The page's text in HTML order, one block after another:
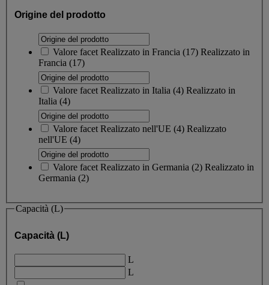
Origine del prodotto
Valore facet Realizzato in Francia (17) Realizzato in
Francia (17)
Valore facet Realizzato in Italia (4) Realizzato in
Italia (4)
Valore facet Realizzato nell'UE (4) Realizzato
nell'UE (4)
Valore facet Realizzato in Germania (2) Realizzato in
Germania (2)
Capacità (L)
Capacità (L)
L
L